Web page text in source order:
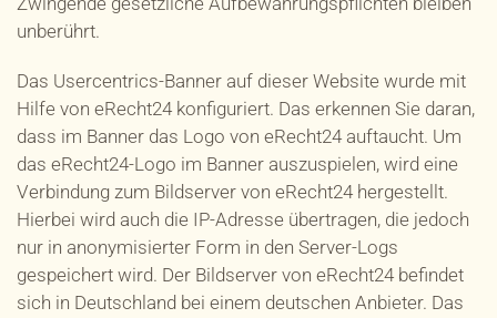
unberührt.
Das Usercentrics-Banner auf dieser Website wurde mit
Hilfe von eRecht24 konfiguriert. Das erkennen Sie daran,
dass im Banner das Logo von eRecht24 auftaucht. Um
das eRecht24-Logo im Banner auszuspielen, wird eine
Verbindung zum Bildserver von eRecht24 hergestellt.
Hierbei wird auch die IP-Adresse übertragen, die jedoch
nur in anonymisierter Form in den Server-Logs
gespeichert wird. Der Bildserver von eRecht24 befindet
sich in Deutschland bei einem deutschen Anbieter. Das